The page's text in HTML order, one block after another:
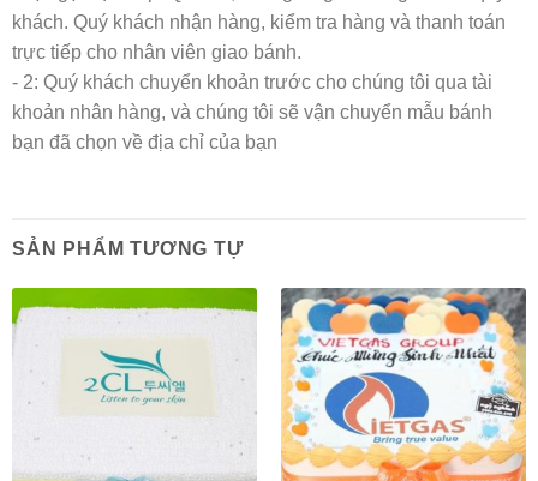
khách. Quý khách nhận hàng, kiểm tra hàng và thanh toán
trực tiếp cho nhân viên giao bánh.
- 2: Quý khách chuyển khoản trước cho chúng tôi qua tài
khoản nhân hàng, và chúng tôi sẽ vận chuyển mẫu bánh
bạn đã chọn về địa chỉ của bạn
SẢN PHẨM TƯƠNG TỰ